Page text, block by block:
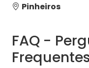
Pinheiros
FAQ -